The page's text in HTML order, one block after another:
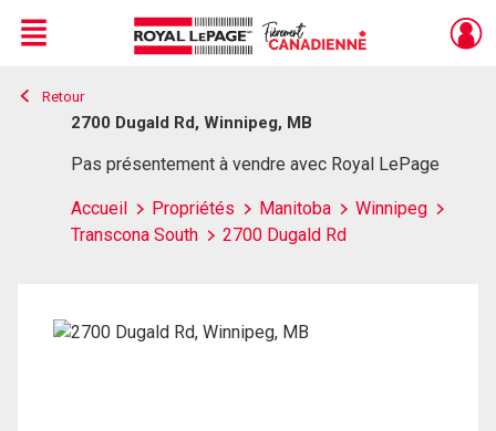
Live
En Direct
Menu
Retour
2700 Dugald Rd, Winnipeg, MB
Pas présentement à vendre avec Royal LePage
Accueil Propriétés Manitoba
Winnipeg
Transcona South
2700 Dugald Rd